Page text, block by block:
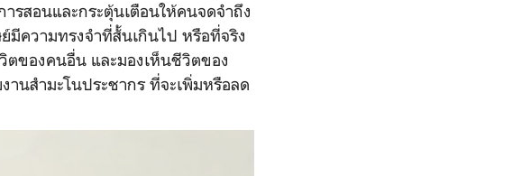
รสอนและกระตุ้นเตือนให้คนจดจำถึง
ความทรงจำที่สั้นเกินไป หรือที่จริง
ตของคนอื่น และมองเห็นชีวิตของ
นสำมะโนประชากร ที่จะเพิ่มหรือลด